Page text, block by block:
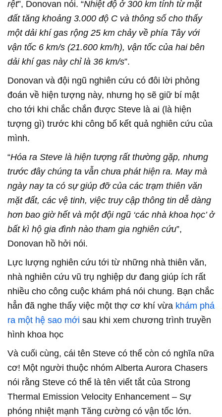
rệt”, Donovan nói. “Nhiệt độ ở 300 km tính từ mặt
đất tăng khoảng 3.000 độ C và thông số cho thấy
một dải khí gas rộng 25 km chảy về phía Tây với
vận tốc 6 km/s (21.600 km/h), vận tốc của hai bên
dải khí gas này chỉ là 36 km/s”.
Donovan và đội ngũ nghiên cứu có đôi lời phỏng
đoán về hiện tượng này, nhưng họ sẽ giữ bí mật
cho tới khi chắc chắn được Steve là ai (là hiện
tượng gì) trước khi công bố kết quả nghiên cứu của
mình.
“Hóa ra Steve là hiện tượng rất thường gặp, nhưng
trước đây chúng ta vẫn chưa phát hiện ra. May mà
ngày nay ta có sự giúp đỡ của các trạm thiên văn
mặt đất, các vệ tinh, việc truy cập thông tin dễ dàng
hơn bao giờ hết và một đội ngũ ‘các nhà khoa học’ ở
bất kì hộ gia đình nào tham gia nghiên cứu”,
Donovan hồ hởi nói.
Lực lượng nghiên cứu tới từ những nhà thiên văn,
nhà nghiên cứu vũ trụ nghiệp dư đang giúp ích rất
nhiều cho công cuộc khám phá nói chung. Bạn chắc
hẳn đã nghe thấy việc một thợ cơ khí vừa khám phá
ra một hệ sao mới sau khi xem chương trình truyền
hình khoa học
Và cuối cùng, cái tên Steve có thể còn có nghĩa nữa
cơ! Một người thuộc nhóm Alberta Aurora Chasers
nói rằng Steve có thể là tên viết tắt của Strong
Thermal Emission Velocity Enhancement – Sự
phóng nhiệt mạnh Tăng cường có vận tốc lớn.